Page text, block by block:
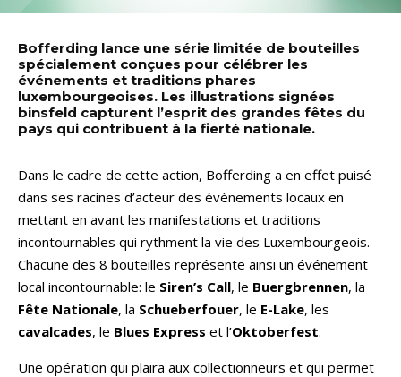
Bofferding lance une série limitée de bouteilles
spécialement conçues pour célébrer les
événements et traditions phares
luxembourgeoises. Les illustrations signées
binsfeld capturent l’esprit des grandes fêtes du
pays qui contribuent à la fierté nationale.
Dans le cadre de cette action, Bofferding a en effet puisé
dans ses racines d’acteur des évènements locaux en
mettant en avant les manifestations et traditions
incontournables qui rythment la vie des Luxembourgeois.
Chacune des 8 bouteilles représente ainsi un événement
local incontournable: le Siren’s Call, le Buergbrennen, la
Fête Nationale, la Schueberfouer, le E-Lake, les
cavalcades, le Blues Express et l’Oktoberfest.
Une opération qui plaira aux collectionneurs et qui permet